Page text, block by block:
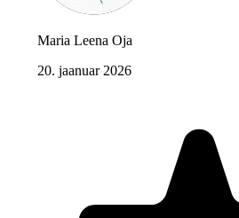
Maria Leena Oja
20. jaanuar 2026